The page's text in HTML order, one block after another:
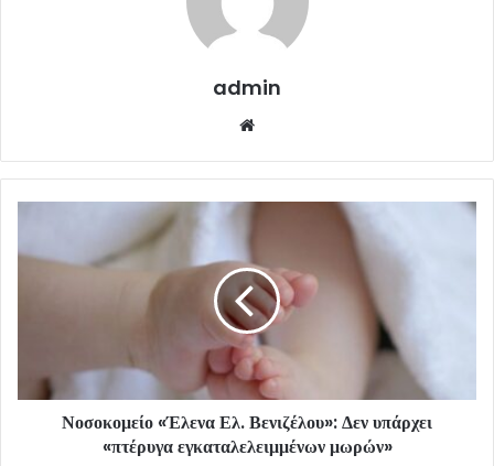
admin
Νοσοκομείο «Έλενα Ελ. Βενιζέλου»: Δεν υπάρχει
«πτέρυγα εγκαταλελειμμένων μωρών»